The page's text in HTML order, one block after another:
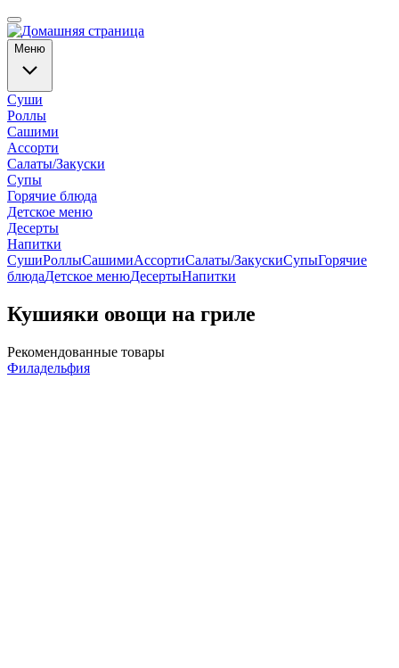
Меню
Суши
Роллы
Сашими
Ассорти
Салаты/Закуски
Супы
Горячие блюда
Детское меню
Десерты
Напитки
СушиРоллыСашимиАссортиСалаты/ЗакускиСупыГорячие
блюдаДетское менюДесертыНапитки
Кушияки овощи на гриле
Рекомендованные товары
Филадельфия